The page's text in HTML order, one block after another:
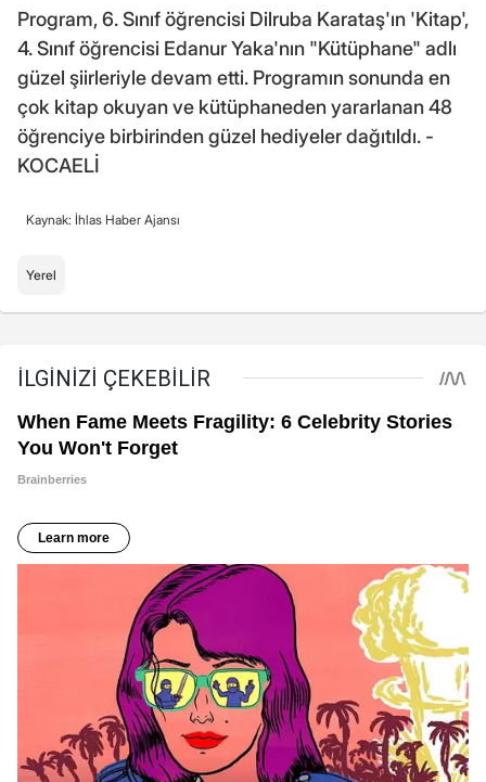
Program, 6. Sınıf öğrencisi Dilruba Karataş'ın 'Kitap',
4. Sınıf öğrencisi Edanur Yaka'nın "Kütüphane" adlı
güzel şiirleriyle devam etti. Programın sonunda en
çok kitap okuyan ve kütüphaneden yararlanan 48
öğrenciye birbirinden güzel hediyeler dağıtıldı. -
KOCAELİ
Kaynak: İhlas Haber Ajansı
Yerel